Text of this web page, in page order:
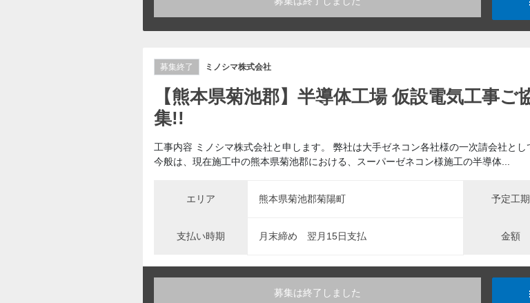
募集終了 ミノシマ株式会社
【熊本県菊池郡】半導体工場 仮設電気工事
集!!
工事内容 ミノシマ株式会社と申します。 弊社は大手ゼネコン各社様の一次請会社と
今般は、現在施工中の熊本県菊池郡における、スーパーゼネコン様施工の半導体...
エリア 熊本県菊池郡菊陽町 予定工期
支払い時期 月末締め 翌月15日支払 金額
募集は終了しました